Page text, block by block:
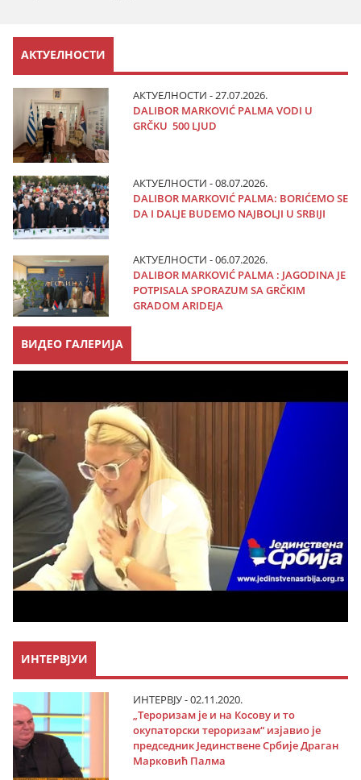
АКТУЕЛНОСТИ
АКТУЕЛНОСТИ - 27.07.2026.
DALIBOR MARKOVIĆ PALMA VODI U
GRČKU 500 LJUD
АКТУЕЛНОСТИ - 08.07.2026.
DALIBOR MARKOVIĆ PALMA: BORIĆEMO SE
DA I DALJE BUDEMO NAJBOLJI U SRBIJI
АКТУЕЛНОСТИ - 06.07.2026.
DALIBOR MARKOVIĆ PALMA : JAGODINA JE
POTPISALA SPORAZUM SA GRČKIM
GRADOM ARIDEJA
ВИДЕО ГАЛЕРИЈА
ИНТЕРВЈУИ
ИНТЕРВЈУ - 02.11.2020.
„Тероризам је и на Косову и то
окупаторски тероризам“ изјавио је
председник Јединствене Србије Драган
Марковић Палма